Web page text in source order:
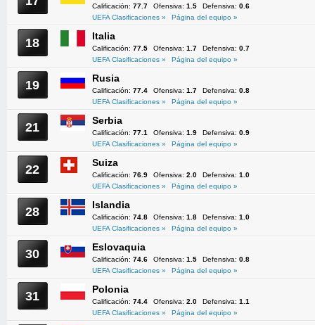
Calificación: 77.7 Ofensiva: 1.5 Defensiva: 0.6
UEFA Clasificaciones »
Página del equipo »
18 Italia
Calificación: 77.5 Ofensiva: 1.7 Defensiva: 0.7
UEFA Clasificaciones »
Página del equipo »
19 Rusia
Calificación: 77.4 Ofensiva: 1.7 Defensiva: 0.8
UEFA Clasificaciones »
Página del equipo »
21 Serbia
Calificación: 77.1 Ofensiva: 1.9 Defensiva: 0.9
UEFA Clasificaciones »
Página del equipo »
22 Suiza
Calificación: 76.9 Ofensiva: 2.0 Defensiva: 1.0
UEFA Clasificaciones »
Página del equipo »
28 Islandia
Calificación: 74.8 Ofensiva: 1.8 Defensiva: 1.0
UEFA Clasificaciones »
Página del equipo »
30 Eslovaquia
Calificación: 74.6 Ofensiva: 1.5 Defensiva: 0.8
UEFA Clasificaciones »
Página del equipo »
31 Polonia
Calificación: 74.4 Ofensiva: 2.0 Defensiva: 1.1
UEFA Clasificaciones »
Página del equipo »